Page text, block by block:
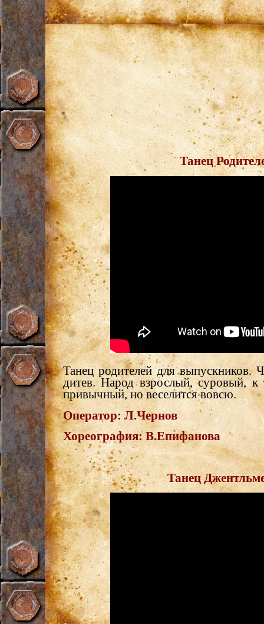
Танец
Танец родителей для выпускников.
дитев. Народ взрослый, суровый, к
привычный, но веселится вовсю.
Оператор: Л.Чернов
Хореография:В.Епифанова
Танец